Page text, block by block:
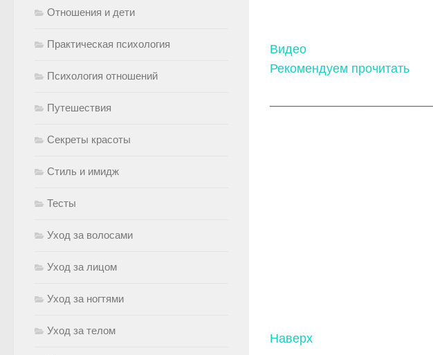
Видео
Рекомендуем прочитать
Наверх
Отношения и дети
Практическая психология
Психология отношений
Путешествия
Секреты красоты
Стиль и имидж
Тесты
Уход за волосами
Уход за лицом
Уход за ногтями
Уход за телом